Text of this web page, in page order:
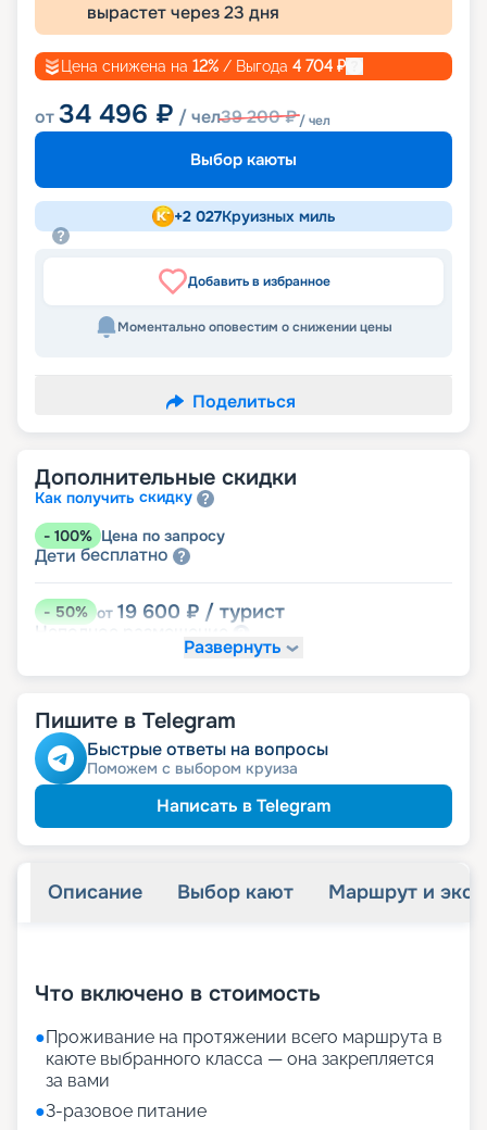
вырастет через23 дня
Цена снижена на 12% / Выгода 4 704 ₽
от34 496 ₽ / чел39 200₽/ чел
Выбор каюты
+2 027Круизных миль
Добавить в избранное
Моментально оповестим о снижении цены
Поделиться
Дополнительные скидки
Как получить скидку
- 100% Цена по запросу
Детибесплатно
-50% от 19 600 ₽ / турист
Неполное
Скидки за размещение на дополнительных
места
-15% от 33 320 ₽/ турист
Скидка пенсионерам
Развернуть
Пишите в Telegram
Быстрые ответы на вопросы
Поможем с выбором круиза
Написать в Telegram
Описание Выбор кают Маршрут и
Что включено в стоимость
●Проживание на протяжении всего маршрута в
каюте выбранного класса — она закрепляется
за вами
●3-разовое питание